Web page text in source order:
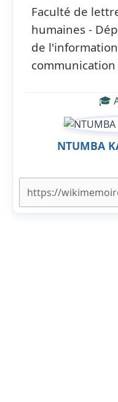
Faculté de
humaines -
de
communication
🎓
NTUMBA